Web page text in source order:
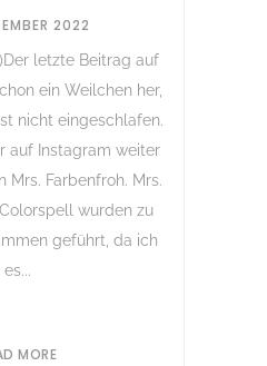
2022
letzte Beitrag auf
ein Weilchen her,
nicht eingeschlafen.
auf Instagram weiter
Mrs. Farbenfroh. Mrs.
wurden zu
geführt, da ich
es...
MORE